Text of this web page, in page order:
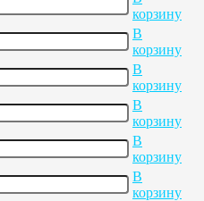
корзину
В
корзину
В
корзину
В
корзину
В
корзину
В
корзину